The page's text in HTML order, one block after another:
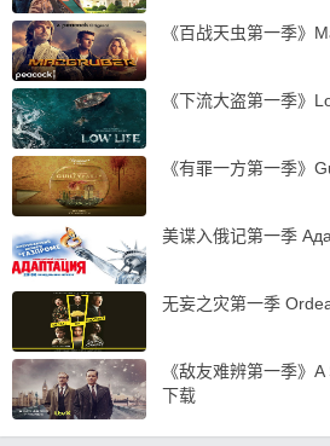
《百战天虫第一季》
《下流大盗第一季》
《有罪一方第一季》
美谍入俄记第一季
无妄之灾第一季
《敌友难辨第一季》
下载